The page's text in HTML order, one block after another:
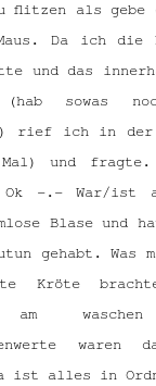
flitzen als gebe
Da ich die
und das
(hab sowas
rief ich in
und fragte.
Ok -.- War/ist
Blase und
gehabt. Was
Kröte
waren
ist alles in